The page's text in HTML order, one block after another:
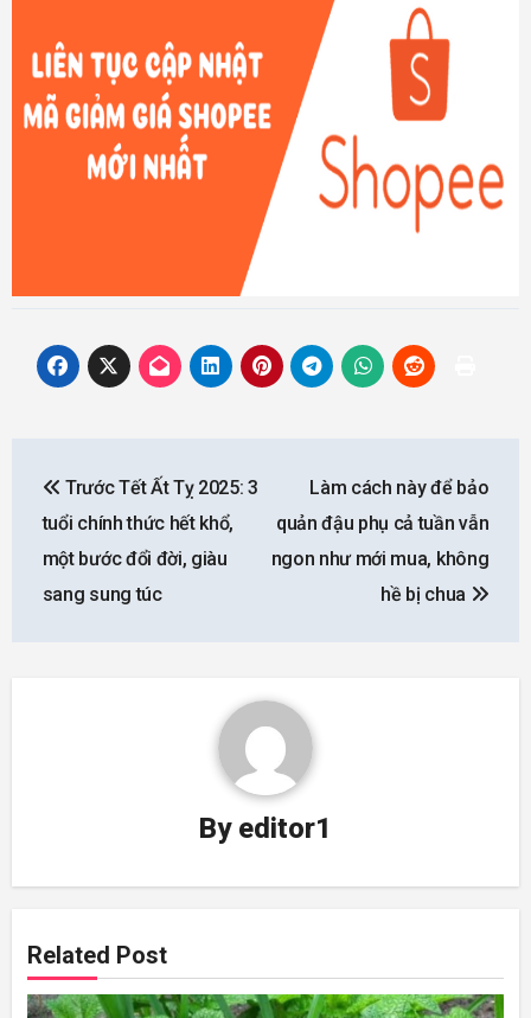
navigation
Trước Tết Ất Tỵ 2025: 3
tuổi chính thức hết khổ,
một bước đổi đời, giàu
sang sung túc
Làm cách này để bảo
quản đậu phụ cả tuần vẫn
ngon như mới mua, không
hề bị chua
By editor1
Related Post